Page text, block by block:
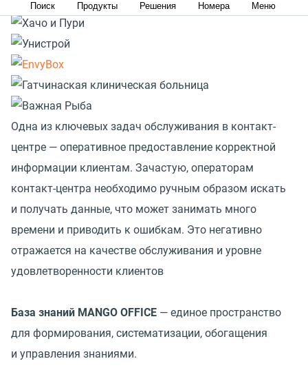
Поиск Продукты Решения Номера Меню
Одна из ключевых задач обслуживания в контакт-
центре — оперативное предоставление корректной
информации клиентам. Зачастую, операторам
контакт-центра необходимо ручным образом искать
и получать данные, что может занимать много
времени и приводить к ошибкам. Это негативно
отражается на качестве обслуживания и уровне
удовлетворенности клиентов
База знаний MANGO OFFICE — единое пространство
для формирования, систематизации, обогащения
и управления знаниями.